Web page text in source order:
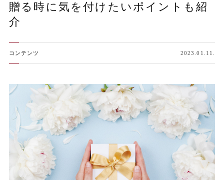
贈る時に気を付けたいポイントも紹
介
コンテンツ 2023.01.11.